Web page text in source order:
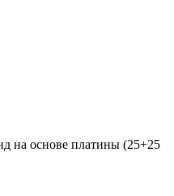
на основе платины (25+25